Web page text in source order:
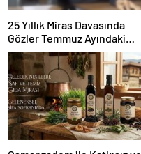
25 Yıllık Miras Davasında
Gözler Temmuz Ayındaki
Karar Duruşmasına Çevrildi